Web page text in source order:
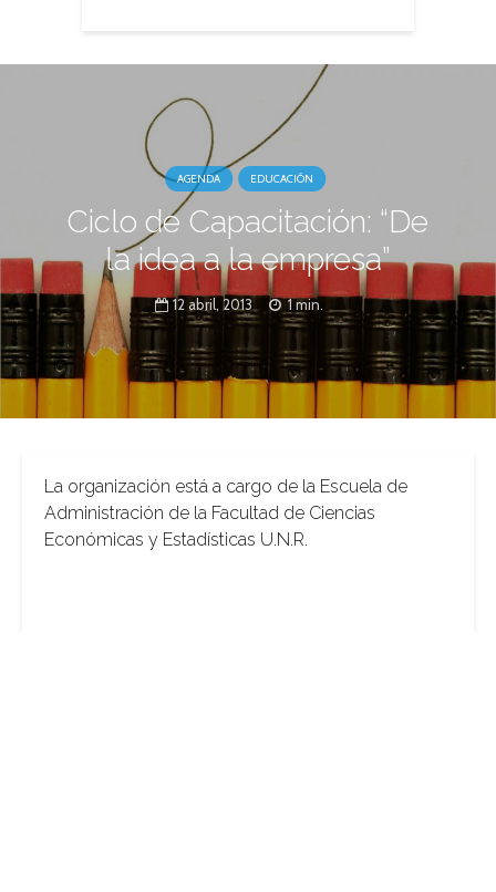
AGENDA EDUCACIÓN
Ciclo de Capacitación: “De
la idea a la empresa”
12 abril, 2013 1 min.
La organización está a cargo de la Escuela de
Administración de la Facultad de Ciencias
Económicas y Estadísticas U.N.R.